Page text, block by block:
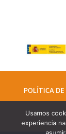
POLÍTICA
Usamos
experiencia